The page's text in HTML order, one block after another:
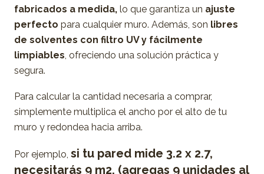
fabricados a medida, lo que garantiza un ajuste
perfecto para cualquier muro. Además, son libres
de solventes con filtro UV y fácilmente
limpiables, ofreciendo una solución práctica y
segura.
Para calcular la cantidad necesaria a comprar,
simplemente multiplica el ancho por el alto de tu
muro y redondea hacia arriba.
Por ejemplo, si tu pared mide 3.2 x 2.7,
necesitarás 9 m2. (agregas 9 unidades al